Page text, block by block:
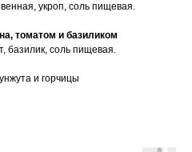
укроп, соль пищевая.
томатом и базиликом
базилик, соль пищевая.
и горчицы